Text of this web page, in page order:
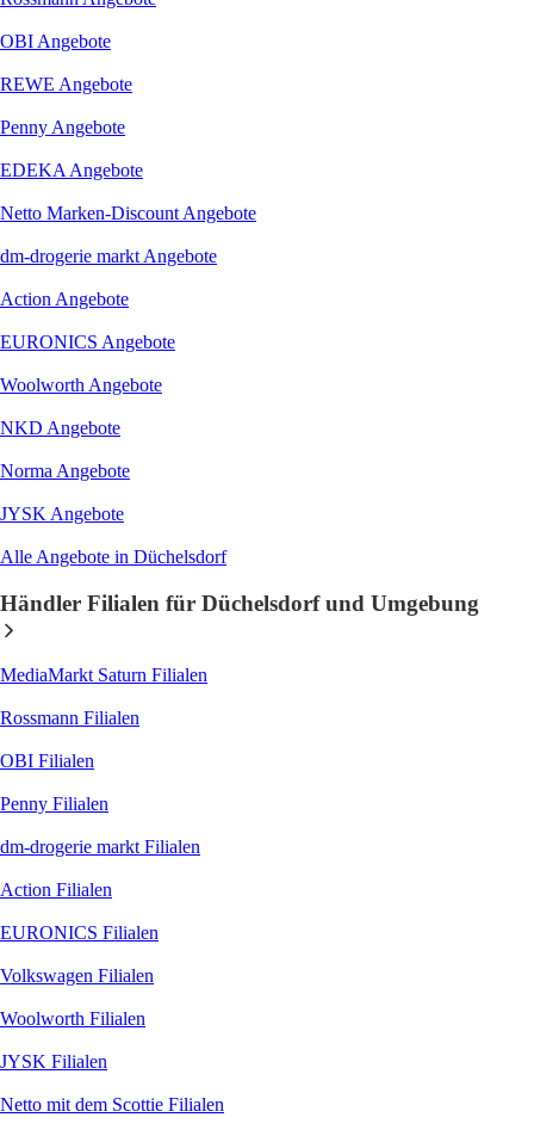
OBI Angebote
REWE Angebote
Penny Angebote
EDEKA Angebote
Netto Marken-Discount Angebote
dm-drogerie markt Angebote
Action Angebote
EURONICS Angebote
Woolworth Angebote
NKD Angebote
Norma Angebote
JYSK Angebote
Alle Angebote in Düchelsdorf
Händler Filialen für Düchelsdorf und Umgebung
MediaMarkt Saturn Filialen
Rossmann Filialen
OBI Filialen
Penny Filialen
dm-drogerie markt Filialen
Action Filialen
EURONICS Filialen
Volkswagen Filialen
Woolworth Filialen
JYSK Filialen
Netto mit dem Scottie Filialen